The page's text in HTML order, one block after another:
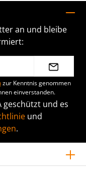
an und bleibe
zur Kenntnis genommen
einverstanden.
geschützt und es
und
.